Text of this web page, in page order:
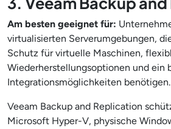
Am besten geeignet für:
virtualisierten Serverumgebungen,
Schutz für virtuelle Maschinen,
Wiederherstellungsoptionen und ein
Integrationsmöglichkeiten benötigen.
Veeam Backup and Replication
Microsoft Hyper-V, physische